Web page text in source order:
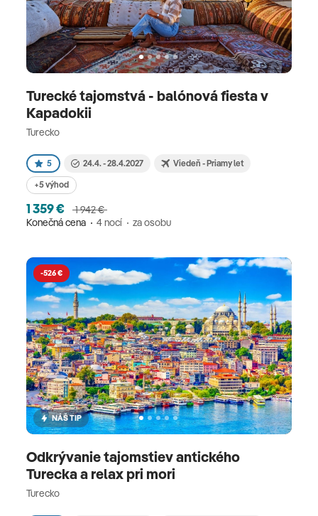
Turecké tajomstvá - balónová fiesta v
Kapadokii
Turecko
5 24.4. - 28.4.2027 Viedeň - Priamy let
+5 výhod
1 359 €
1 942 €
Konečná cena
4 nocí za osobu
-526 €
NÁŠ TIP
Odkrývanie tajomstiev antického
Turecka a relax pri mori
Turecko